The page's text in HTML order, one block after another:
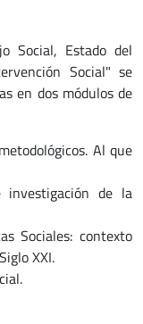
Social, Estado del
Social" se
en dos módulos de
Al que
investigación de la
Sociales: contexto
XXI.